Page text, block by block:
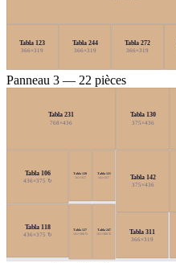
Tabla 123
366×319
Tabla 244
366×319
Tabla 272
366×319
Panneau 3 — 22 pièces
Tabla 231
768×436
Tabla 106
436×375 ↻
Tabla 118
436×375 ↻
Tabla 130
375×436
Tabla 142
375×436
Tabla 127
161×388 ↻
Tabla 247
161×388 ↻ Tabla 311
366×319
Tabla 120
161×357
Tabla 121
161×357